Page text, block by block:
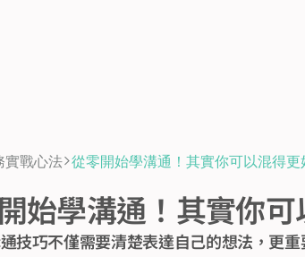
實戰心法>從零開始學溝通！其實你可以混得更
始學溝通！其實你可
技巧不僅需要清楚表達自己的想法，更